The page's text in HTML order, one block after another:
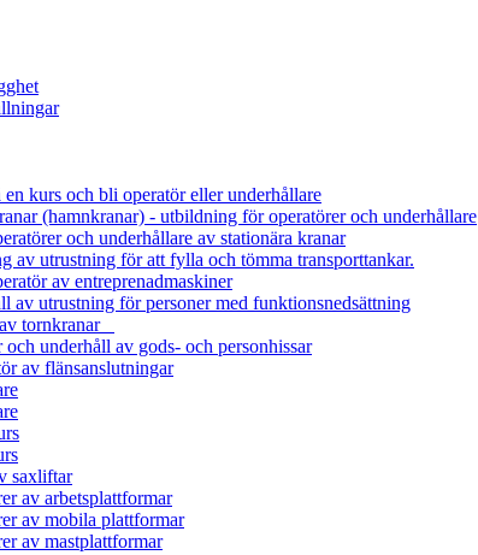
kurs och bli operatör eller underhållare
(hamnkranar) - utbildning för operatörer och underhållare
och underhållare av stationära kranar
av utrustning för att fylla och tömma transporttankar.
av entreprenadmaskiner
av utrustning för personer med funktionsnedsättning
tornkranar
underhåll av gods- och personhissar
av flänsanslutningar
saxliftar
av arbetsplattformar
av mobila plattformar
av mastplattformar